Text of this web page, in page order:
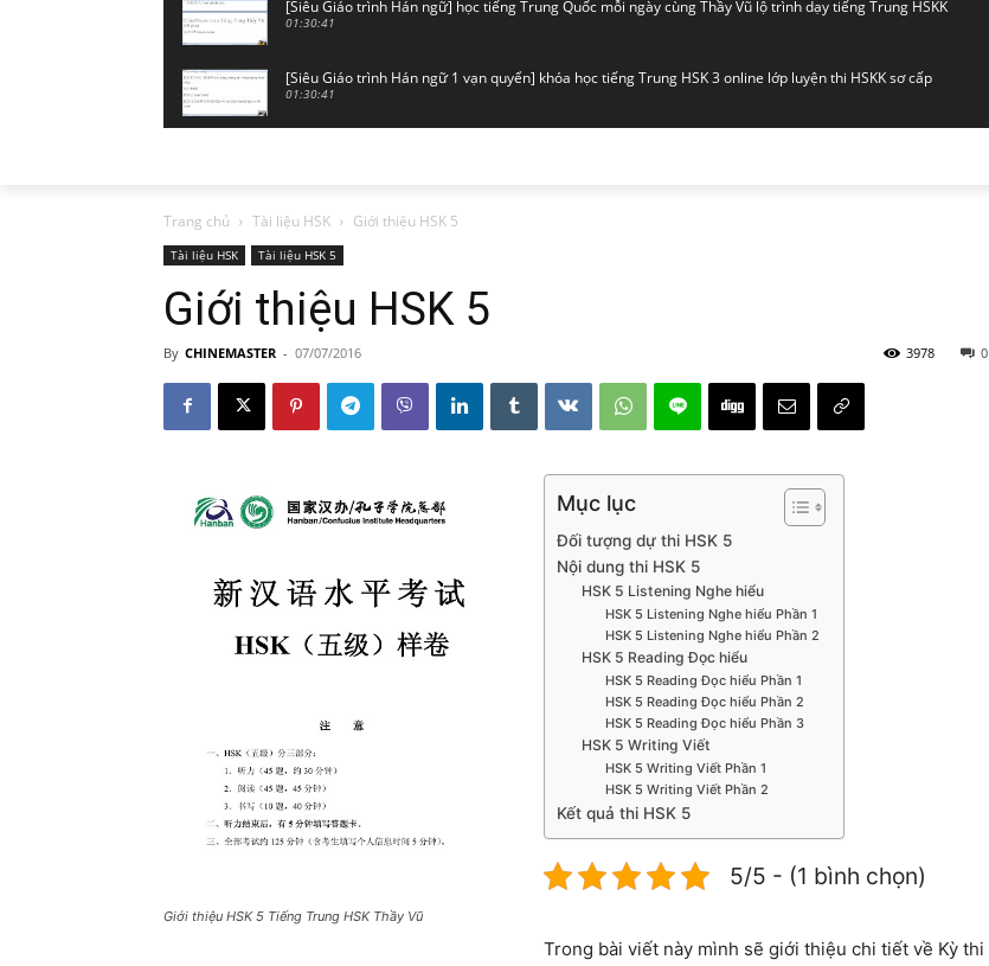
[Siêu Giáo trình Hán ngữ] học tiếng Trung Quốc mỗi ngày cùng Thầy Vũ lộ trình dạy tiếng Trung HSKK
01:30:41
[Siêu Giáo trình Hán ngữ 1 vạn quyển] khóa học tiếng Trung HSK 3 online lớp luyện thi HSKK sơ cấp
01:30:41
[Siêu Giáo trình Hán ngữ 1 vạn quyển] học tiếng Trung online cơ bản cùng Thầy Vũ lớp giao tiếp HSKK
[Siêu Giáo trình Hán ngữ 1 vạn quyển] Lớp luyện thi HSK 5 Thầy Vũ đào tạo chứng chỉ HSKK cao cấp
01:37:43
[Siêu Giáo trình Hán ngữ 1 vạn quyển] Tài liệu giảng dạy tiếng Trung online cơ bản lớp HSKK sơ cấp
[Siêu Giáo trình Hán ngữ 1 vạn quyển] luyện thi HSK 3 online tiếng Trung HSKK sơ cấp lớp khẩu ngữ
[Siêu Giáo trình Hán ngữ 1 vạn quyển] học tiếng Trung online cơ bản theo lộ trình bài bản HSK HSKK
01:32:01
Trang chủ Tài liệu HSK Giới thiệu HSK 5
Tài liệu HSK Tài liệu HSK 5
Giới thiệu HSK 5
By CHINEMASTER - 07/07/2016 0
3978
Giới thiệu HSK 5 Tiếng Trung HSK Thầy Vũ
Mục lục
Đối tượng dự thi HSK 5
Nội dung thi HSK 5
HSK 5 Listening Nghe hiểu
HSK 5 Listening Nghe hiểu Phần 1
HSK 5 Listening Nghe hiểu Phần 2
HSK 5 Reading Đọc hiểu
HSK 5 Reading Đọc hiểu Phần 1
HSK 5 Reading Đọc hiểu Phần 2
HSK 5 Reading Đọc hiểu Phần 3
HSK 5 Writing Viết
HSK 5 Writing Viết Phần 1
HSK 5 Writing Viết Phần 2
Kết quả thi HSK 5
5/5 - (1 bình chọn)
Trong bài viết này mình sẽ giới thiệu chi tiết về Kỳ thi